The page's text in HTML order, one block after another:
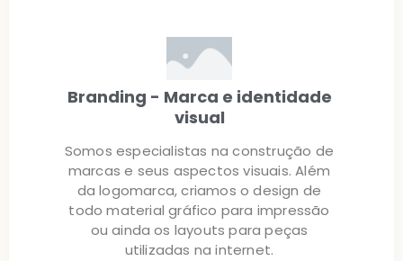
Branding - Marca e identidade
visual
Somos especialistas na construção de
marcas e seus aspectos visuais. Além
da logomarca, criamos o design de
todo material gráfico para impressão
ou ainda os layouts para peças
utilizadas na internet.